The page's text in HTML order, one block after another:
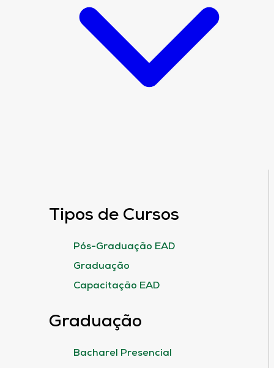
Tipos de Cursos
Pós-Graduação EAD
Graduação
Capacitação EAD
Graduação
Bacharel Presencial